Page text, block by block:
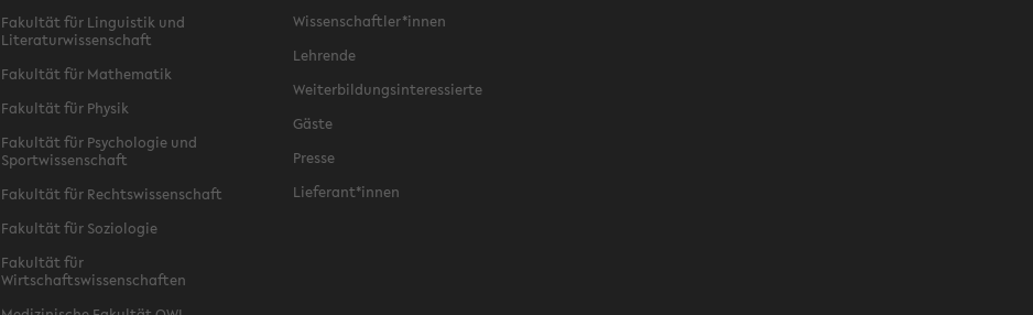
Fakultät für Linguistik und
Literaturwissenschaft
Fakultät für Mathematik
Fakultät für Physik
Fakultät für Psychologie und
Sportwissenschaft
Fakultät für Rechtswissenschaft
Fakultät für Soziologie
Fakultät für
Wirtschaftswissenschaften
Wissenschaftler*innen
Lehrende
Weiterbildungsinteressierte
Gäste
Presse
Lieferant*innen